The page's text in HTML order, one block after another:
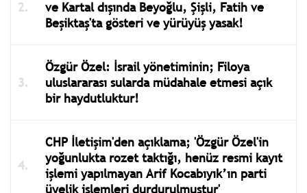
ve Kartal dışında Beyoğlu, Şişli, Fatih ve
Beşiktaş'ta gösteri ve yürüyüş yasak!
Özgür Özel: İsrail yönetiminin; Filoya
uluslararası sularda müdahale etmesi açık
bir haydutluktur!
CHP İletişim'den açıklama; 'Özgür Özel'in
yoğunlukta rozet taktığı, henüz resmi kayıt
işlemi yapılmayan Arif Kocabıyık’ın parti
üyelik işlemleri durdurulmuştur'